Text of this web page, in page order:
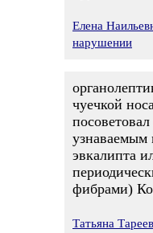
Елена
нарушении
чуечкой
узнаваемым
эвкалипта
фибрами)
Татьяна